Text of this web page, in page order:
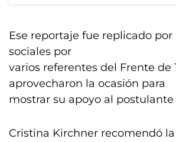
Ese reportaje fue replicado por
sociales por
varios referentes del Frente de
aprovecharon la ocasión para
mostrar su apoyo al
Cristina Kirchner recomendó